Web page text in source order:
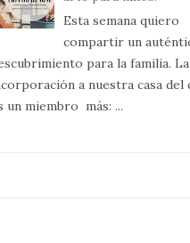
Esta semana quiero
compartir un
para la familia. La
a nuestra casa del
un miembro más: ...